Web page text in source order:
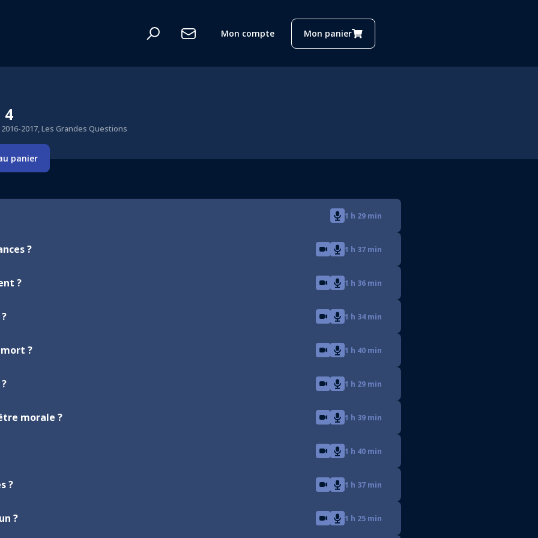
Mon compte
Mon panier
4
2017, Les Grandes Questions
panier
1 h 29 min
? 1 h 37 min
? 1 h 36 min
1 h 34 min
? 1 h 40 min
1 h 29 min
morale ? 1 h 39 min
1 h 40 min
? 1 h 37 min
? 1 h 25 min